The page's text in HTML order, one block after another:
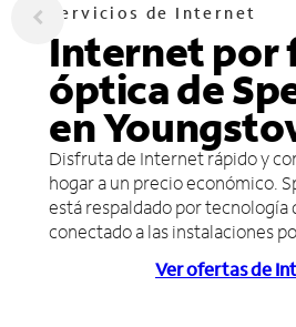
Servicios de Internet
Internet por
óptica de
en
Disfruta de Internet rápido y
hogar a un precio económico.
está respaldado por tecnología
conectado a las instalaciones
Ver ofertas de